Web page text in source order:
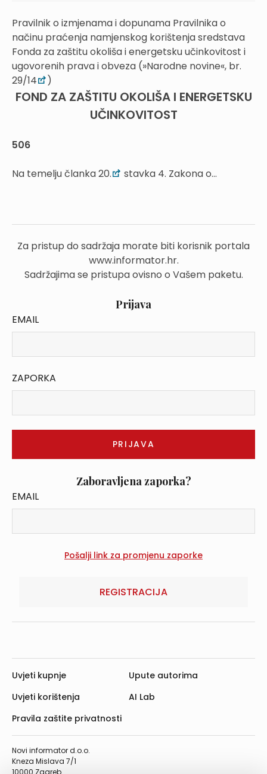
Pravilnik o izmjenama i dopunama Pravilnika o
načinu praćenja namjenskog korištenja sredstava
Fonda za zaštitu okoliša i energetsku učinkovitost i
ugovorenih prava i obveza (»Narodne novine«, br.
29/14
)
FOND ZA ZAŠTITU OKOLIŠA I ENERGETSKU
UČINKOVITOST
506
Na temelju članka 20. stavka 4. Zakona o...
Za pristup do sadržaja morate biti korisnik portala
www.informator.hr.
Sadržajima se pristupa ovisno o Vašem paketu.
Prijava
EMAIL
ZAPORKA
Zaboravljena zaporka?
EMAIL
REGISTRACIJA
Novi informator d.o.o.
Kneza Mislava 7/1
Uvjeti kupnje
Uvjeti korištenja
Pravila zaštite privatnosti
Upute autorima
AI Lab